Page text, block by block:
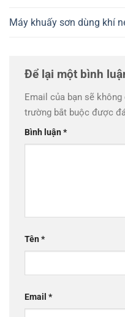
Máy khuấy sơn dùng khí
Để lại một bình
Email của bạn sẽ
trường bắt buộc được
Bình luận*
Tên*
Email *